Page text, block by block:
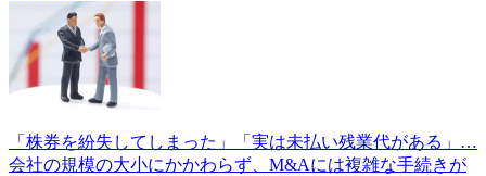
「株券を紛失してしまった」「実は未払い残業代がある」…
会社の規模の大小にかかわらず、M&Aには複雑な手続きが